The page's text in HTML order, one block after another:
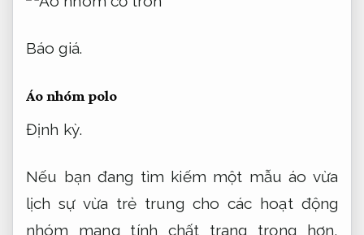
Báo giá.
Áo nhóm polo
Định kỳ.
Nếu bạn đang tìm kiếm một mẫu áo vừa
lịch sự vừa trẻ trung cho các hoạt động
nhóm mang tính chất trang trọng hơn,